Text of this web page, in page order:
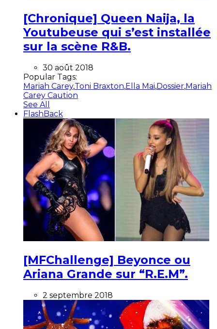
[Chronique] Queen Naija, la
Youtubeuse qui s’est installée
sur la scène R&B.
30 août 2018
Popular Tags:
Mariah Carey,Toni Braxton,Ella Mai,Dossier,Mariah
Carey Caution
See All
FlashBack
[MFChallenge] Beyonce ou
Ariana Grande sur “R.E.M”.
2 septembre 2018